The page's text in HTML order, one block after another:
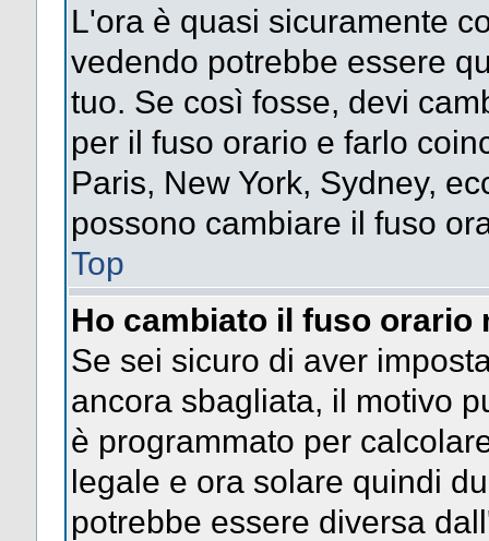
L'ora è quasi sicuramente
vedendo potrebbe essere
tuo. Se così fosse, devi
per il fuso orario e farlo
Paris, New York, Sydney,
possono cambiare il fuso
Top
Ho cambiato il fuso orario
Se sei sicuro di aver
ancora sbagliata, il motivo
è programmato per
legale e ora solare quindi
potrebbe essere diversa